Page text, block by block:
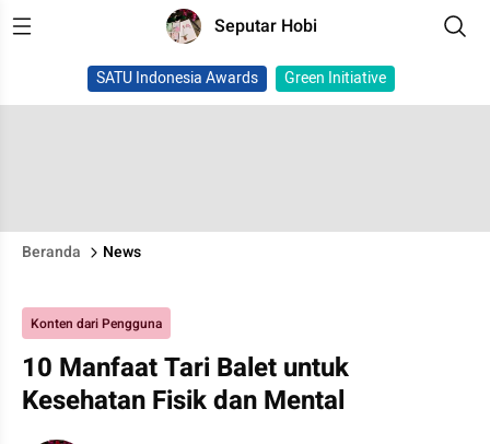
Seputar Hobi
SATU Indonesia Awards Green Initiative
Beranda News
Konten dari Pengguna
10 Manfaat Tari Balet untuk
Kesehatan Fisik dan Mental